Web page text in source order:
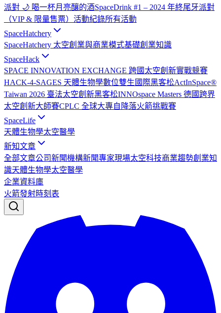
派對 🌙 喝一杯月亮釀的酒SpaceDrink #1 – 2024 年終尾牙派對
（VIP & 限量售票） 活動紀錄所有活動
SpaceHatchery
SpaceHatchery 太空創業與商業模式基礎創業知識
SpaceHack
SPACE INNOVATION EXCHANGE 跨國太空創新實戰競賽
HACK-4-SAGES 天體生物學數位雙生國際黑客松ActInSpace®
Taiwan 2026 臺法太空創新黑客松INNOspace Masters 德國跨界
太空創新大師賽CPLC 全球大專自降落火箭挑戰賽
SpaceLife
天體生物學太空醫學
新知文章
全部文章公司新聞機構新聞專家現場太空科技商業趨勢創業知
識天體生物學太空醫學
企業資料庫
火箭發射時刻表